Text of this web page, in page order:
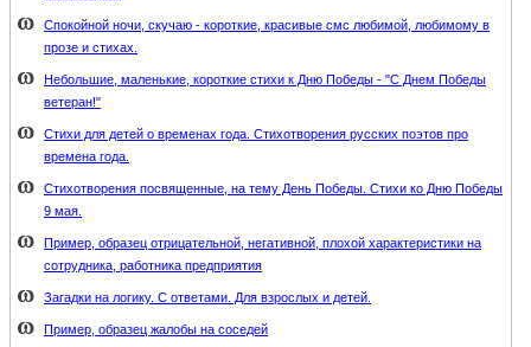
Спокойной ночи, скучаю - короткие, красивые смс любимой, любимому в
прозе и стихах.
Небольшие, маленькие, короткие стихи к Дню Победы - "С Днем Победы
ветеран!"
Стихи для детей о временах года. Стихотворения русских поэтов про
времена года.
Стихотворения посвященные, на тему День Победы. Стихи ко Дню Победы
9 мая.
Пример, образец отрицательной, негативной, плохой характеристики на
сотрудника, работника предприятия
Загадки на логику. С ответами. Для взрослых и детей.
Пример, образец жалобы на соседей